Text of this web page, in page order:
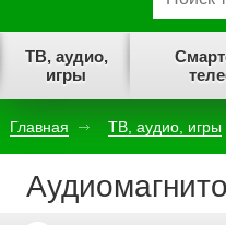
ТВ, аудио,
игры
Главная ТВ, аудио, игры